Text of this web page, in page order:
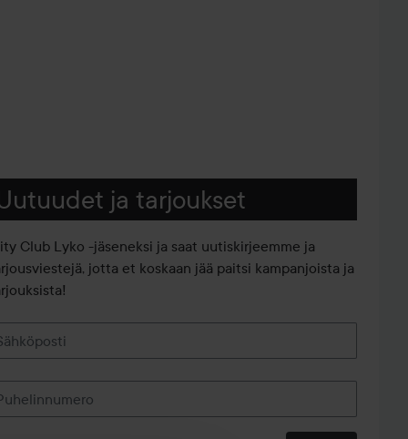
ja tarjoukset
Club Lyko -jäseneksi ja saat uutiskirjeemme ja
jotta et koskaan jää paitsi kampanjoista ja